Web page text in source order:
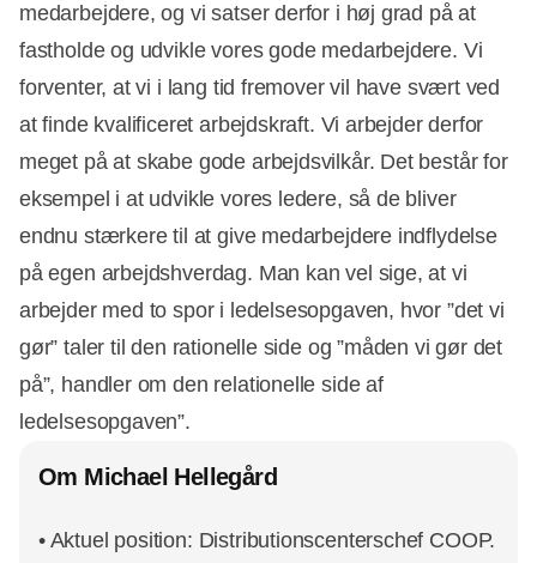
medarbejdere, og vi satser derfor i høj grad på at
fastholde og udvikle vores gode medarbejdere. Vi
forventer, at vi i lang tid fremover vil have svært ved
at finde kvalificeret arbejdskraft. Vi arbejder derfor
meget på at skabe gode arbejdsvilkår. Det består for
eksempel i at udvikle vores ledere, så de bliver
endnu stærkere til at give medarbejdere indflydelse
på egen arbejdshverdag. Man kan vel sige, at vi
arbejder med to spor i ledelsesopgaven, hvor ”det vi
gør” taler til den rationelle side og ”måden vi gør det
på”, handler om den relationelle side af
ledelsesopgaven”.
Om Michael Hellegård
• Aktuel position: Distributionscenterschef COOP.